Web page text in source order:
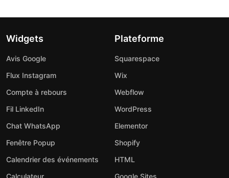
Widgets
Avis Google
Flux Instagram
Compte à rebours
Fil LinkedIn
Chat WhatsApp
Fenêtre Popup
Calendrier des événements
Calculateur
Plateforme
Squarespace
Wix
Webflow
WordPress
Elementor
Shopify
HTML
Google Sites